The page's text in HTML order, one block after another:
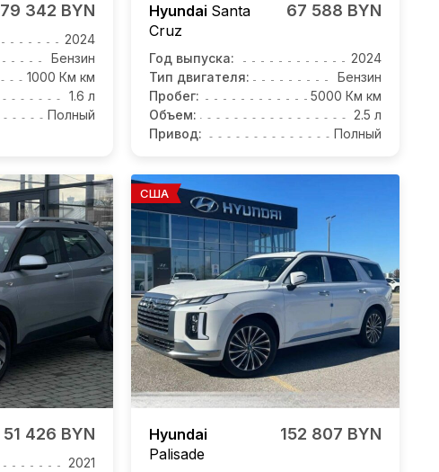
79 342 BYN
2024
Бензин
1000 Км км
1.6 л
Полный
Hyundai Santa
Cruz
67 588 BYN
Год выпуска:
2024
Тип двигателя:
Бензин
Пробег:
5000 Км км
Объем:
2.5 л
Привод:
Полный
51 426 BYN
2021
США
Hyundai
Palisade
152 807 BYN